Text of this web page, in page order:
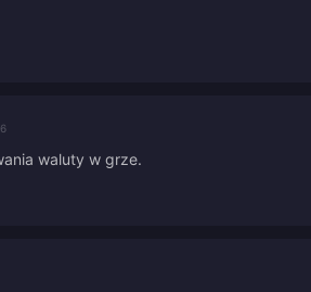
waluty w grze.